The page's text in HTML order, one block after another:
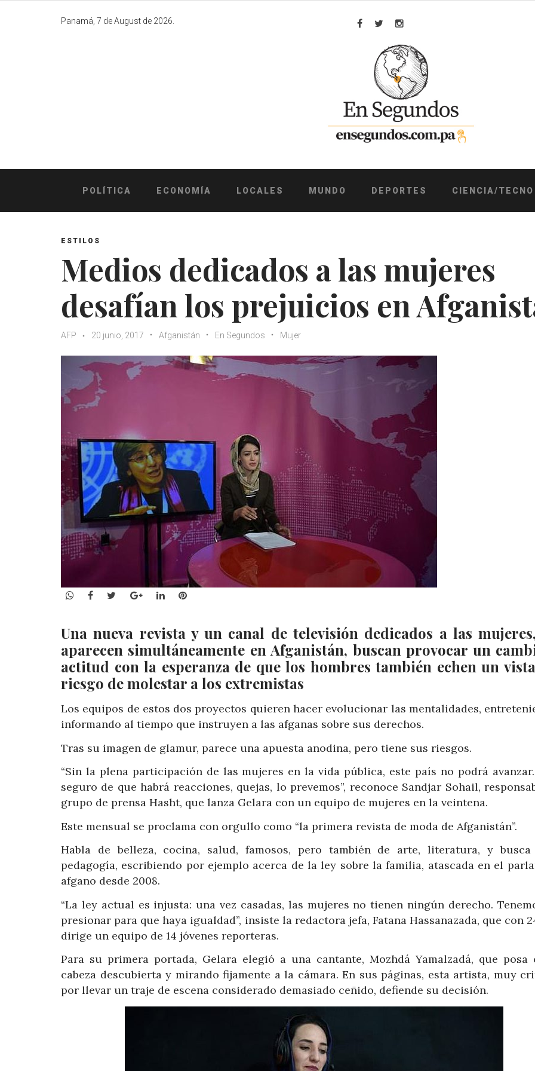
Panamá, 7 de August de 2026.
Facebook
TwitterInstagram
POLÍTICA ECONOMÍA LOCALES MUNDO DEPORTES CIENCIA/TECNO
ESTILOS
Medios dedicados a las mujeres
desafían los prejuicios en
AFP 20 junio, 2017 Afganistán En Segundos Mujer
WhatsApp
Facebook
TwitterGoogle+LinkedInPinterest
Una nueva revista y un canal de televisión dedicados a las
aparecen simultáneamente en Afganistán, buscan provocar un
actitud con la esperanza de que los hombres también echen un
riesgo de molestar a los extremistas
Los equipos de estos dos proyectos quieren hacer evolucionar las mentalidades,
informando al tiempo que instruyen a las afganas sobre sus derechos.
Tras su imagen de glamur, parece una apuesta anodina, pero tiene sus riesgos.
“Sin la plena participación de las mujeres en la vida pública, este país no podrá
seguro de que habrá reacciones, quejas, lo prevemos”, reconoce Sandjar Sohail,
grupo de prensa Hasht, que lanza Gelara con un equipo de mujeres en la veintena.
Este mensual se proclama con orgullo como “la primera revista de moda de Afganistán”.
Habla de belleza, cocina, salud, famosos, pero también de arte, literatura, y busca
pedagogía, escribiendo por ejemplo acerca de la ley sobre la familia, atascada en el
afgano desde 2008.
“La ley actual es injusta: una vez casadas, las mujeres no tienen ningún derecho.
presionar para que haya igualdad”, insiste la redactora jefa, Fatana Hassanazada, que con
dirige un equipo de 14 jóvenes reporteras.
Para su primera portada, Gelara elegió a una cantante, Mozhdá Yamalzadá, que posa
cabeza descubierta y mirando fijamente a la cámara. En sus páginas, esta artista, muy
por llevar un traje de escena considerado demasiado ceñido, defiende su decisión.